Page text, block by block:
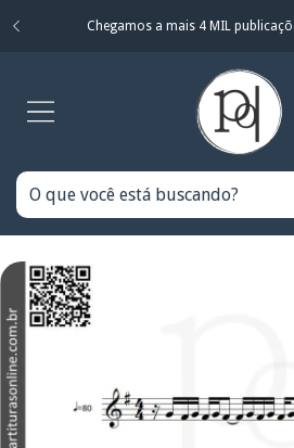
Chegamos a mais 4 MIL